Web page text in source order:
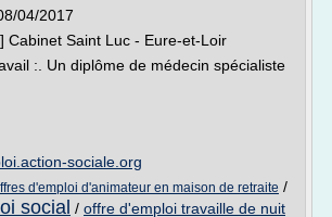
04/2017
Cabinet Saint Luc - Eure-et-Loir
:. Un diplôme de médecin spécialiste
sociale.org
d'emploi d'animateur en maison de retraite /
social / offre d'emploi travaille de nuit